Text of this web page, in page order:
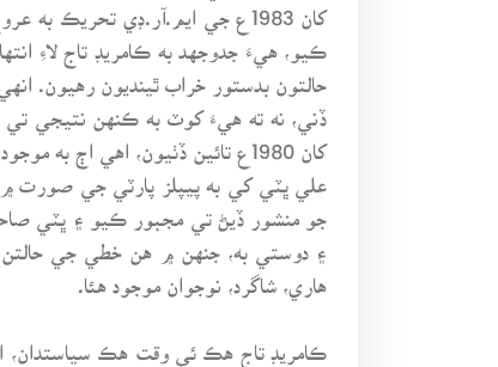
کان 1983ع جي ايم.آر.ڊي
ڪيو، هيءَ جدوجهد به ڪامريڊ تاج لاءِ
حالتون بدستور خراب ٿينديون رهيون.
کان 1980ع تائين ڏٺيون، اهي
جو منشور ڏيڻ تي مجبور ڪيو ۽ ڀٽي
۽ دوستي به، جنهن ۾ هن خطي جي
هاري، شاگرد، نوجوان موجود هئا.
ڪامريڊ تاج هڪ ئي وقت هڪ سياستدان،